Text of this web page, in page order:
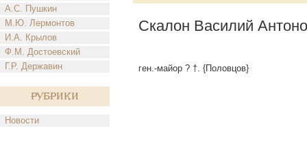
А.С. Пушкин
М.Ю. Лермонтов
И.А. Крылов
Ф.М. Достоевский
Г.Р. Державин
Рубрики
Новости
Скалон Василий
ген.-майор ? †. {Половцов}